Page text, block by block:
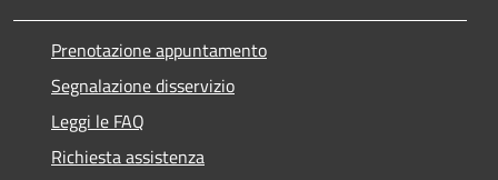
Prenotazione appuntamento
Segnalazione disservizio
Leggi le FAQ
Richiesta assistenza